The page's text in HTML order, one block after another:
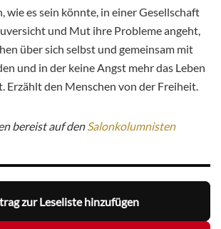
wie es sein könnte, in einer Gesellschaft
und Mut ihre Probleme angeht,
über sich selbst und gemeinsam mit
und in der keine Angst mehr das Leben
Erzählt den Menschen von der Freiheit.
bereist auf denSalonkolumnisten
zur Leseliste hinzufügen